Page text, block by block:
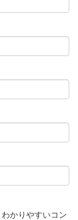
かりやすいコン